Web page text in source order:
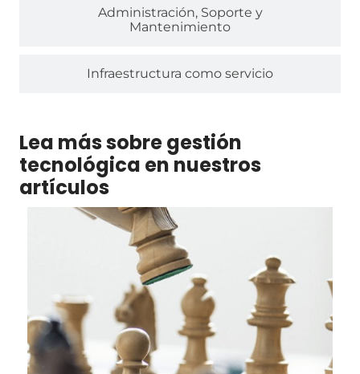
Administración, Soporte y
Mantenimiento
Infraestructura como servicio
Lea más sobre gestión
tecnológica en nuestros
artículos